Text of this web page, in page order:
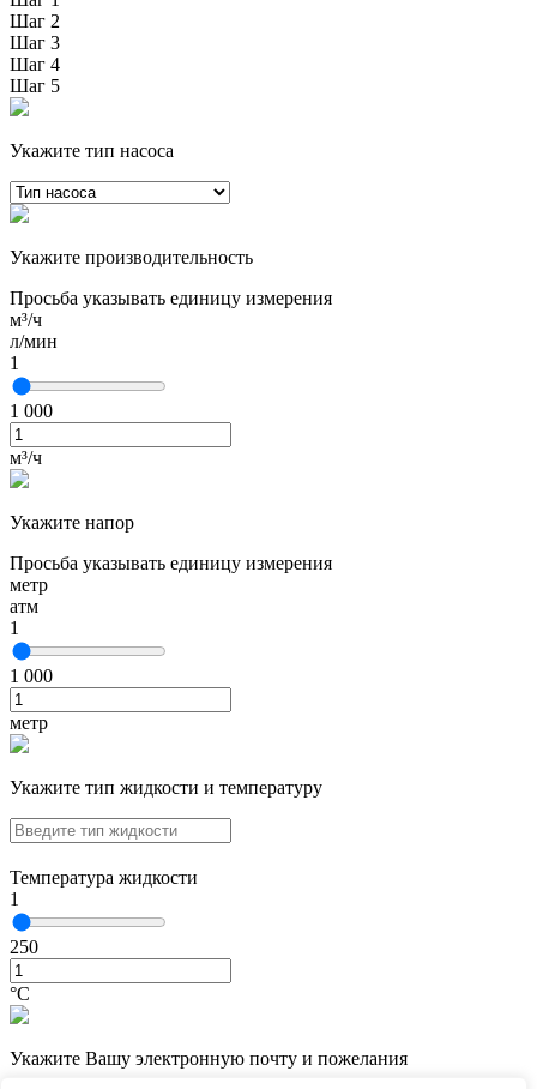
Шаг 2
Шаг 3
Шаг 4
Шаг 5
Укажите тип насоса
Укажите производительность
Просьба указывать единицу измерения
м³/ч
л/мин
1
1 000
м³/ч
Укажите напор
Просьба указывать единицу измерения
метр
атм
1
1 000
метр
Укажите тип жидкости и температуру
Температура жидкости
1
250
°С
Укажите Вашу электронную почту и пожелания